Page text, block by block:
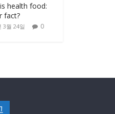
health food:
fact?
3월 24일 0